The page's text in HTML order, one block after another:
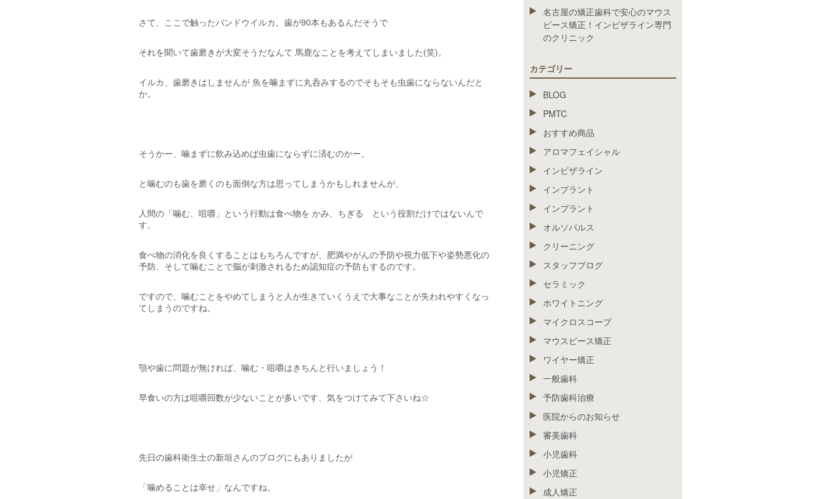
さて、ここで触ったバンドウイルカ、歯が90本もあるんだそうで
それを聞いて歯磨きが大変そうだなんて 馬鹿なことを考えてしまいました(笑)。
イルカ、歯磨きはしませんが 魚を噛まずに丸呑みするのでそもそも虫歯にならないんだと
か。
そうかー、噛まずに飲み込めば虫歯にならずに済むのかー。
と噛むのも歯を磨くのも面倒な方は思ってしまうかもしれませんが、
人間の「噛む、咀嚼」という行動は食べ物を かみ、ちぎる という役割だけではないんで
す。
食べ物の消化を良くすることはもちろんですが、肥満やがんの予防や視力低下や姿勢悪化の
予防、そして噛むことで脳が刺激されるため認知症の予防もするのです。
ですので、噛むことをやめてしまうと人が生きていくうえで大事なことが失われやすくなっ
てしまうのですね。
顎や歯に問題が無ければ、噛む・咀嚼はきちんと行いましょう！
早食いの方は咀嚼回数が少ないことが多いです、気をつけてみて下さいね☆
先日の歯科衛生士の新垣さんのブログにもありましたが
「噛めることは幸せ」なんですね。
名古屋の矯正歯科で安心のマウス
ピース矯正！インビザライン専門
のクリニック
カテゴリー
BLOG
PMTC
おすすめ商品
アロマフェイシャル
インビザライン
インプラント
インプラント
オルソパルス
クリーニング
スタッフブログ
セラミック
ホワイトニング
マイクロスコープ
マウスピース矯正
ワイヤー矯正
一般歯科
予防歯科治療
医院からのお知らせ
審美歯科
小児歯科
小児矯正
成人矯正